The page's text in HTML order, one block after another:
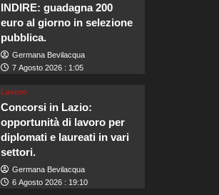
INDIRE: guadagna 200
euro al giorno in selezione
pubblica.
Germana Bevilacqua
7 Agosto 2026 : 1:05
Lavoro
Concorsi in Lazio:
opportunità di lavoro per
diplomati e laureati in vari
settori.
Germana Bevilacqua
6 Agosto 2026 : 19:10